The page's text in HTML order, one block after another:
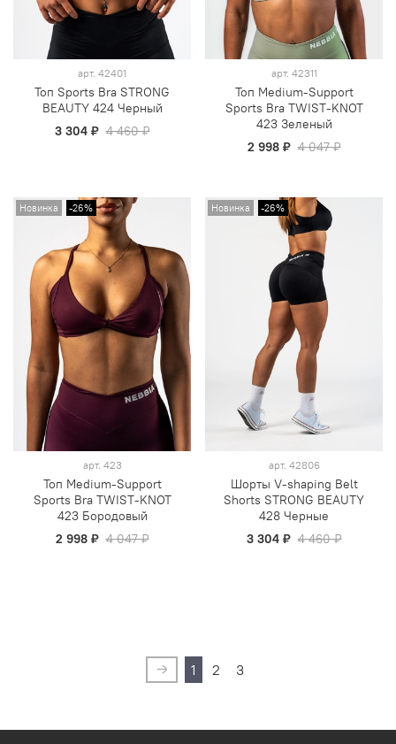
арт. 42401
Топ Sports Bra STRONG
BEAUTY 424 Черный
3 304 ₽ 4 460 ₽
арт. 42311
Топ Medium-Support
Sports Bra TWIST-KNOT
423 Зеленый
2 998 ₽ 4 047 ₽
Новинка -26%
арт. 423
Топ Medium-Support
Sports Bra TWIST-KNOT
423 Бородовый
2 998 ₽ 4 047 ₽
Новинка -26%
арт. 42806
Шорты V-shaping Belt
Shorts STRONG BEAUTY
428 Черные
3 304 ₽ 4 460 ₽
1 2 3